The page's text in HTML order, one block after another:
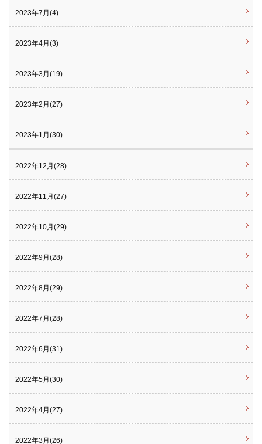
2023年7月(4)
2023年4月(3)
2023年3月(19)
2023年2月(27)
2023年1月(30)
2022年12月(28)
2022年11月(27)
2022年10月(29)
2022年9月(28)
2022年8月(29)
2022年7月(28)
2022年6月(31)
2022年5月(30)
2022年4月(27)
2022年3月(26)